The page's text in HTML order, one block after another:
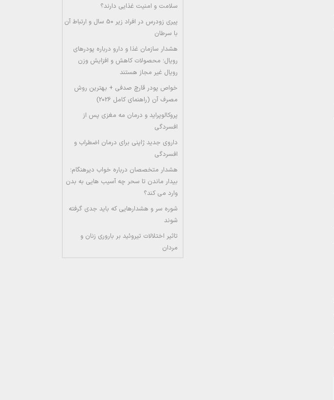
سلامت و امنیت غذایی دارند؟
پیری زودرس در افراد زیر 50 سال و ارتباط آن
با سرطان
هشدار سازمان غذا و دارو درباره پودرهای
رویال؛ محصولات کاهش و افزایش وزن
رویال غیر مجاز هستند
خواص پودر قارچ صدفی + بهترین روش
مصرف آن (راهنمای کامل 2026)
پروکالوپراید و درمان مه مغزی پس از
افسردگی
داروی جدید ژاپنی برای درمان اضطراب و
افسردگی
هشدار متخصصان درباره خواب دیرهنگام؛
بیدار ماندن تا سحر چه آسیب هایی به بدن
وارد می کند؟
شوره سر و هشدارهایی که باید جدی گرفته
شوند
تاثیر اختلالات تیروئید بر باروری زنان و
مردان